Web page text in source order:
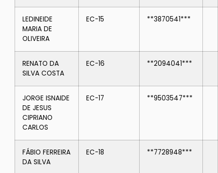
LEDINEIDE
MARIA DE
OLIVEIRA
EC-15 **3870541***
RENATO DA
SILVA COSTA
EC-16 **2094041***
JORGE ISNAIDE
DE JESUS
CIPRIANO
CARLOS
EC-17 **9503547***
FÁBIO FERREIRA
DA SILVA
EC-18 **7728948***